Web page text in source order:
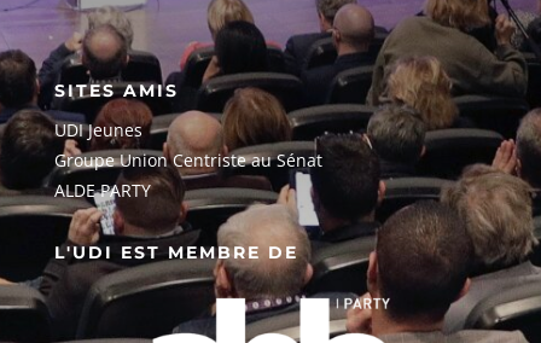
SITES AMIS
UDI Jeunes
Groupe Union Centriste au Sénat
ALDE PARTY
L'UDI EST MEMBRE DE